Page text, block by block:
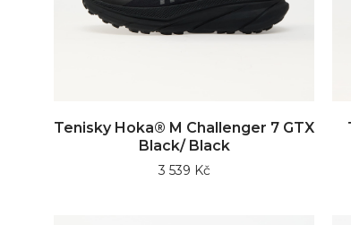
Tenisky Hoka® M Challenger 7 GTX
Black/ Black
3 539 Kč